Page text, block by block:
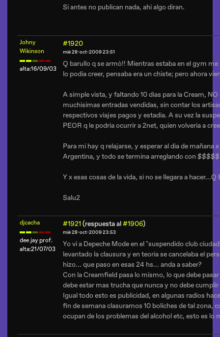
Si antes no publican nada, ahi algo diran.
Johny
Wikinson
alta:16/09/03
#1920
mié 28-oct-2009 23:51
Q barullo q se armò!! Mientras estaba en el gym
lo podia creer, pensaba era un chiste; pero ahora
A simple vista, y faltando 10 dìas para la Cream,
muchisimas entradas vendidas, sin contar los
respectivos viajes pagos y estadia. A su vez la
PEOR q le podria ocurrir a 2net, quien volveria a
Para mi hay q relajarse, y esperar al dìa de mañana
Argentina, y todo se termina arreglando con $$$$$
Y x esas cosas de la vida, si no se llegara a
Salu2
djcacha
dee jay prof.
alta:21/07/03
#1921 (respuesta al#1906)
mié 28-oct-2009 23:53
Yo vi a Depeche Mode en el "suspendido club
levantado la clausura y en teoria se cancelaba el
hizo... que paso en esas 24 hs... anda a saber?
Con la Creamfield pasa lo mismo, lo que debe
debe estar mas trucha que nunca y no debe
Igual todo esto es publicidad, en algunas radios
fin de semana clasuramos 10 boliches de tal zona,
ocupan de los problemas del alcohol etc, esto es lo